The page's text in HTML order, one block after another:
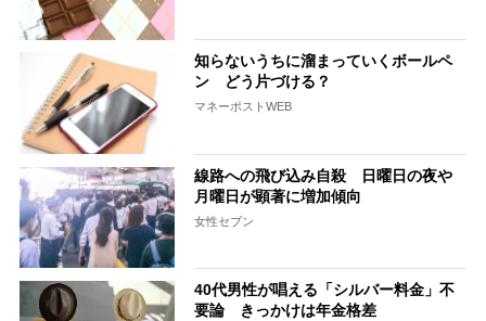
知らないうちに溜まっていくボールペ
ン どう片づける？
マネーポストWEB
線路への飛び込み自殺 日曜日の夜や
月曜日が顕著に増加傾向
女性セブン
40代男性が唱える「シルバー料金」不
要論 きっかけは年金格差